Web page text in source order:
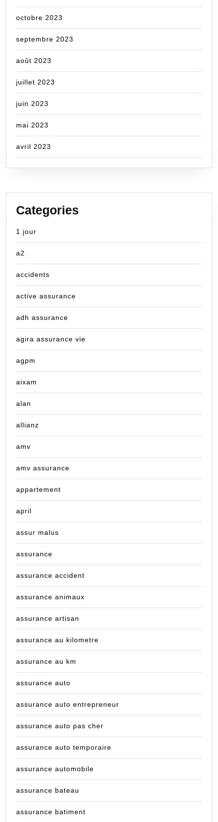
octobre 2023
septembre 2023
août 2023
juillet 2023
juin 2023
mai 2023
avril 2023
Categories
1 jour
a2
accidents
active assurance
adh assurance
agira assurance vie
agpm
aixam
alan
allianz
amv
amv assurance
appartement
april
assur malus
assurance
assurance accident
assurance animaux
assurance artisan
assurance au kilometre
assurance au km
assurance auto
assurance auto entrepreneur
assurance auto pas cher
assurance auto temporaire
assurance automobile
assurance bateau
assurance batiment